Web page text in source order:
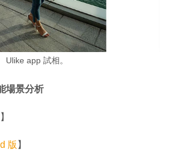
Ulike app 試相。
場景分析
】
版 】